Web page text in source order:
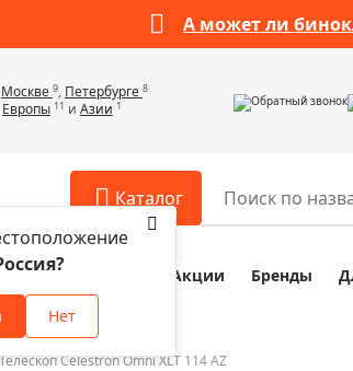
А может ли
Москве 9, Петербурге 8
Европы 11 и Азии 1 Обратный звонок
Каталог
Аксессуары для микроскопов
Нет
и доставка Акции Бренды
Телескоп Celestron Omni XLT 114 AZ